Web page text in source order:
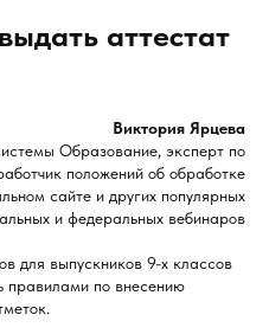
аттестат
Виктория Ярцева
Образование, эксперт по
положений об обработке
сайте и других популярных
и федеральных вебинаров
для выпускников 9-х классов
правилами по внесению